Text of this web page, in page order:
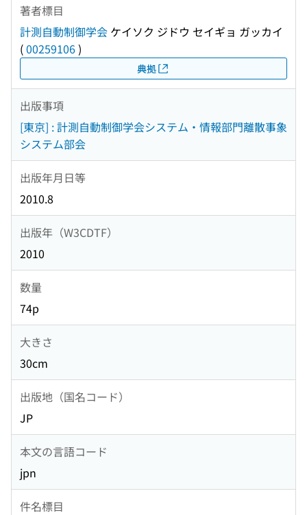
著者標目
計測自動制御学会 ケイソク ジドウ セイギョ ガッカイ
(00259106)
典拠
出版事項
[東京] : 計測自動制御学会システム・情報部門離散事象
システム部会
出版年月日等
2010.8
出版年（W3CDTF）
2010
数量
74p
大きさ
30cm
出版地（国名コード）
JP
本文の言語コード
jpn
件名標目